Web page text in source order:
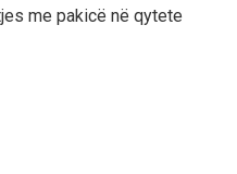
me pakicë në qytete